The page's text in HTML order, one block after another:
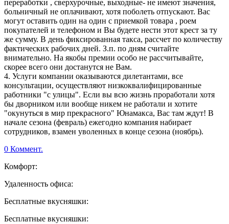
переработки , сверхурочные, выходные- не имеют значения,
больничный не оплачивают, хотя поболеть отпускают. Вас
могут оставить один на один с приемкой товара , роем
покупателей и телефоном и Вы будете нести этот крест за ту
же сумму. В день фиксированная такса, рассчет по количеству
фактических рабочих дней. З.п. по дням считайте
внимательно. На якобы премии особо не рассчитывайте,
скорее всего они достанутся не Вам.
4. Услуги компании оказываются дилетантами, все
консультации, осуществляют низкоквалифицированные
работники "с улицы". Если вы всю жизнь проработали хотя
бы дворником или вообще никем не работали и хотите
"окунуться в мир прекрасного" Юнамакса, Вас там ждут! В
начале сезона (февраль) ежегодно компания набирает
сотрудников, взамен уволенных в конце сезона (ноябрь).
0 Коммент.
Комфорт:
Удаленность офиса:
Бесплатные вкусняшки:
Бесплатные вкусняшки: